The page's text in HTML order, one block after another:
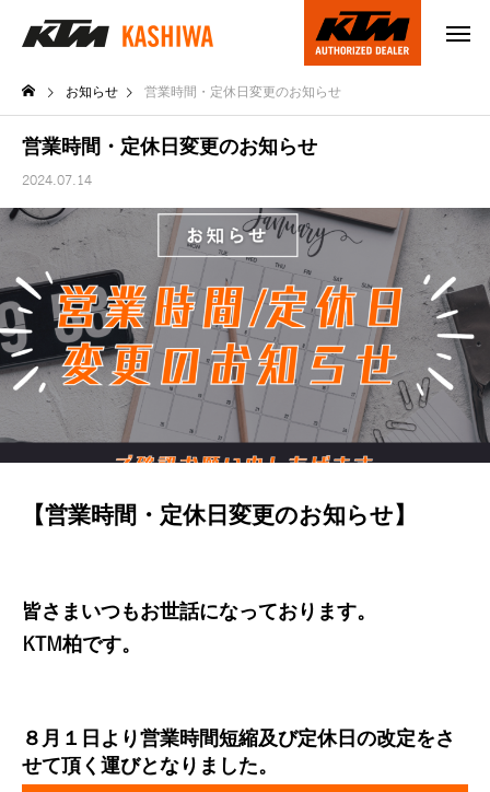
お知らせ 営業時間・定休日変更のお知らせ
営業時間・定休日変更のお知らせ
2024.07.14
【営業時間・定休日変更のお知らせ】
皆さまいつもお世話になっております。
KTM柏です。
８月１日より営業時間短縮及び定休日の改定をさ
せて頂く運びとなりました。